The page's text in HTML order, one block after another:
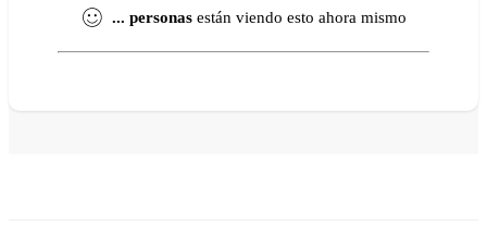
... personasestán viendo esto ahora mismo